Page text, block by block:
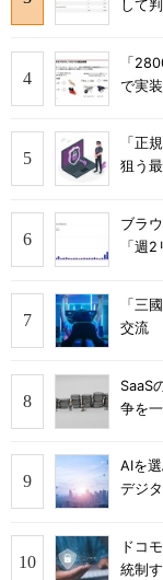
して
「
で実
「正
狙う
ブラ
「週
「三
交流
SaaS
争を
AIを
デジ
ドコ
統制